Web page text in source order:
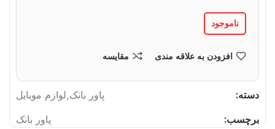
ناموجود
افزودن به علاقه مندی مقایسه
دسته: پاور بانک,لوازم موبایل
برچسب:
پاور بانک